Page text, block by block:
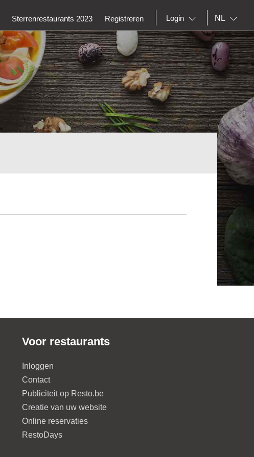
Sterrenrestaurants 2023 Registreren Login NL
Voor restaurants
Inloggen
Contact
Publiciteit op Resto.be
Creatie van uw website
Online reservaties
RestoDays